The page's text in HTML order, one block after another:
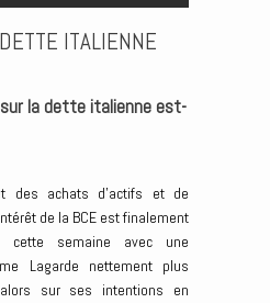
DETTE ITALIENNE
la dette italienne est-
des achats d’actifs et de
de la BCE est finalement
cette semaine avec une
Lagarde nettement plus
sur ses intentions en